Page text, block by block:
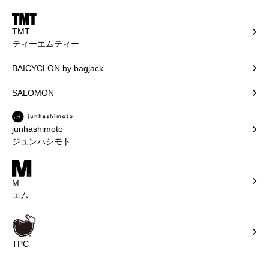
TMT
ティーエムティー
BAICYCLON by bagjack
SALOMON
junhashimoto
ジュンハシモト
M
エム
TPC